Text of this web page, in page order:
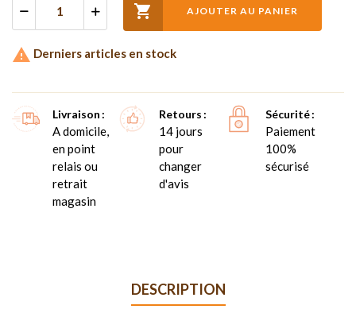
 AJOUTER AU PANIER
 Derniers articles en stock
Livraison
A domicile,
en point
relais ou
retrait
magasin
Retours
14 jours
pour
changer
d'avis
Sécurité
Paiement
100%
sécurisé
DESCRIPTION